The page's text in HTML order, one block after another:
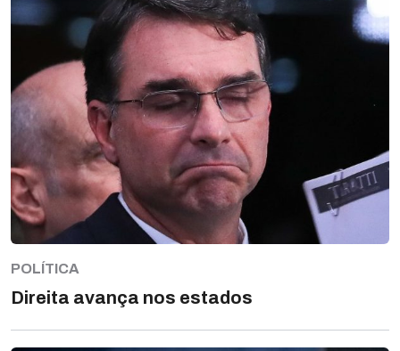
POLÍTICA
Direita avança nos estados